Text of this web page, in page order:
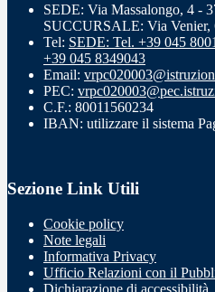
SEDE: Via Massalongo, 4 -
SUCCURSALE: Via Venier,
Tel: SEDE: Tel. +39 045
+39 045 8349043
Email:
PEC:
C.F.: 80011560234
IBAN: utilizzare il sistema
Sezione Link Utili
Cookie policy
Note legali
Informativa Privacy
Ufficio Relazioni con il
Dichiarazione di accessibilità